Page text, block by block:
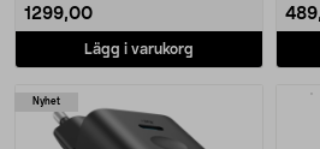
1299,00
Lägg i varukorg
Nyhet